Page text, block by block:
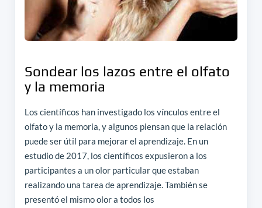
Sondear los lazos entre el olfato
y la memoria
Los científicos han investigado los vínculos entre el
olfato y la memoria, y algunos piensan que la relación
puede ser útil para mejorar el aprendizaje. En un
estudio de 2017, los científicos expusieron a los
participantes a un olor particular que estaban
realizando una tarea de aprendizaje. También se
presentó el mismo olor a todos los